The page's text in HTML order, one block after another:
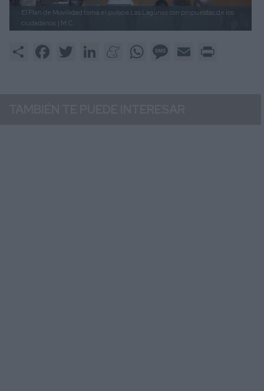
El Plan de Movilidad toma el pulso a Las Lagunas con propuestas de los
ciudadanos | M.C.
Share FacebookTwitter LinkedInMeneameWhatsAppMessage
Email